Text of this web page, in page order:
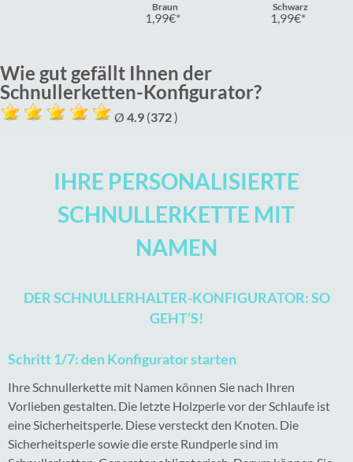
Braun
1,99€
Schwarz
1,99€
Wie gut gefällt Ihnen der
Schnullerketten-Konfigurator?
Ø 4.9 (372)
IHRE PERSONALISIERTE
SCHNULLERKETTE MIT
NAMEN
DER SCHNULLERHALTER-KONFIGURATOR: SO
GEHT’S!
Schritt 1/7: den Konfigurator starten
Ihre Schnullerkette mit Namen können Sie nach Ihren
Vorlieben gestalten. Die letzte Holzperle vor der Schlaufe ist
eine Sicherheitsperle. Diese versteckt den Knoten. Die
Sicherheitsperle sowie die erste Rundperle sind im